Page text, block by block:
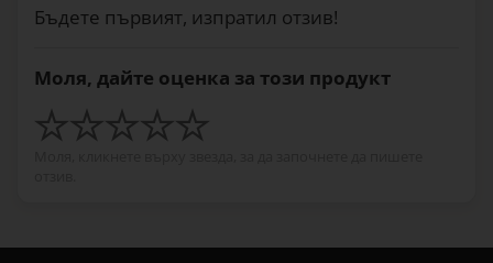
Бъдете първият, изпратил отзив!
Моля, дайте оценка за този продукт